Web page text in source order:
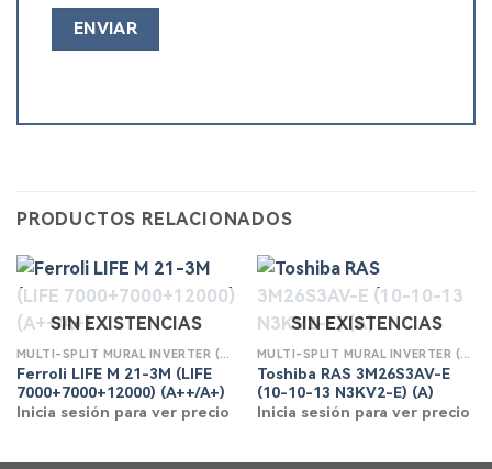
PRODUCTOS RELACIONADOS
SIN EXISTENCIAS
MULTI-SPLIT MURAL INVERTER (3X1) BOMBA DE CALOR
Ferroli LIFE M 21-3M (LIFE
7000+7000+12000) (A++/A+)
Inicia sesión para ver precio
SIN EXISTENCIAS
MULTI-SPLIT MURAL INVERTER (3X1) BOMBA DE CALOR
Toshiba RAS 3M26S3AV-E
(10-10-13 N3KV2-E) (A)
Inicia sesión para ver precio